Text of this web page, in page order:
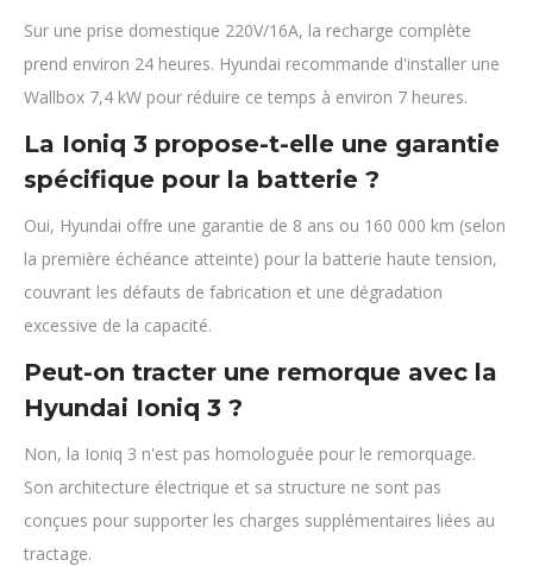
Sur une prise domestique 220V/16A, la recharge complète
prend environ 24 heures. Hyundai recommande d'installer une
Wallbox 7,4 kW pour réduire ce temps à environ 7 heures.
La Ioniq 3 propose-t-elle une garantie
spécifique pour la batterie ?
Oui, Hyundai offre une garantie de 8 ans ou 160 000 km (selon
la première échéance atteinte) pour la batterie haute tension,
couvrant les défauts de fabrication et une dégradation
excessive de la capacité.
Peut-on tracter une remorque avec la
Hyundai Ioniq 3 ?
Non, la Ioniq 3 n'est pas homologuée pour le remorquage.
Son architecture électrique et sa structure ne sont pas
conçues pour supporter les charges supplémentaires liées au
tractage.